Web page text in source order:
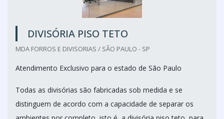
DIVISÓRIA PISO TETO
MDA FORROS E DIVISORIAS / SÃO PAULO - SP
Atendimento Exclusivo para o estado de São Paulo
Todas as divisórias são fabricadas sob medida e se
distinguem de acordo com a capacidade de separar os